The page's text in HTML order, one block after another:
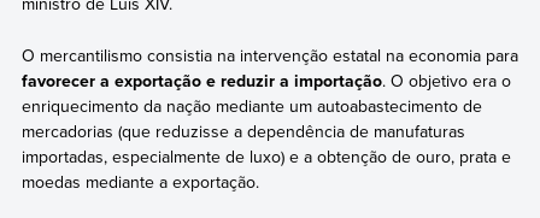
O mercantilismo consistia na intervenção estatal na economia para
favorecer a exportação e reduzir a importação. O objetivo era o
enriquecimento da nação mediante um autoabastecimento de
mercadorias (que reduzisse a dependência de manufaturas
importadas, especialmente de luxo) e a obtenção de ouro, prata e
moedas mediante a exportação.